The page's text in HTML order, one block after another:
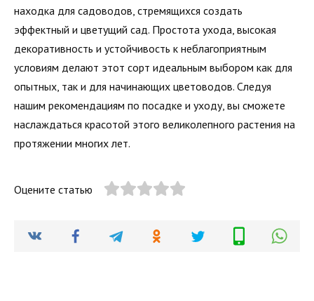
находка для садоводов, стремящихся создать
эффектный и цветущий сад. Простота ухода, высокая
декоративность и устойчивость к неблагоприятным
условиям делают этот сорт идеальным выбором как для
опытных, так и для начинающих цветоводов. Следуя
нашим рекомендациям по посадке и уходу, вы сможете
наслаждаться красотой этого великолепного растения на
протяжении многих лет.
Оцените статью